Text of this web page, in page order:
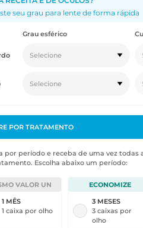
seu grau para lente de forma rápida
Grau esférico
Selecione
Selecione
POR TRATAMENTO
por período e receba de uma vez todas
Escolha abaixo um período:
VALOR UN
1 MÊS
1 caixa por olho
ECONOMIZE
3 MESES
3 caixas por
olho